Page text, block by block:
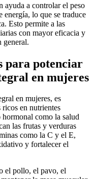
ayuda a controlar el peso
energía, lo que se traduce
Esto permite a las
con mayor eficacia y
general.
para potenciar
en mujeres
en mujeres, es
en nutrientes
como la salud
las frutas y verduras
como la C y el E,
y fortalecer el
el pollo, el pavo, el